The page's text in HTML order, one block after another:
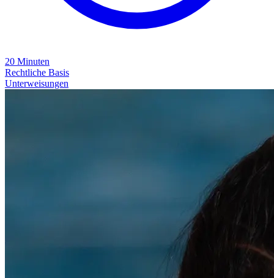
20 Minuten
Rechtliche Basis
Unterweisungen